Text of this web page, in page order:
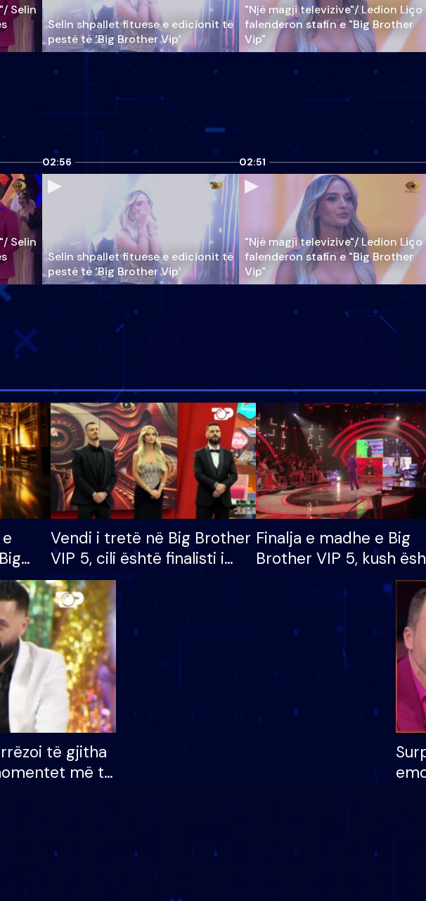
Selin
Selin shpallet fituese e edicionit të
pestë të ‘Big Brother Vip’
"Një magji televizive"/ Ledion Liço
falenderon stafin e "Big Brother
Vip"
Selin
02:56
Selin shpallet fituese e edicionit të
pestë të ‘Big Brother Vip’
02:51
"Një magji televizive"/ Ledion Liço
falenderon stafin e "Big Brother
Vip"
Vendi i tretë në Big Brother
VIP 5, cili është finalisti i
radhës që lë shtëpinë
Finalja e madhe e Big
Brother VIP 5, kush
banori i parë që lë
dhe humb mundësinë
të fituar çmimin e madh
të gjitha
më të
kur…